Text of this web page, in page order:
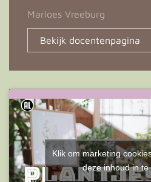
Marloes Vreeburg
Bekijk docentenpagina
Klik om marketing
deze inhoud in te